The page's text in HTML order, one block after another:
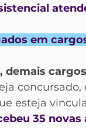
em
demais
esteja
35 novas